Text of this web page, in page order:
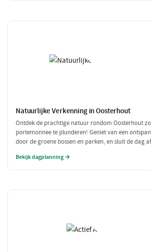
Natuurlijke Verkenning in Oosterhout
Ontdek de prachtige natuur rondom Oosterhout
portemonnee te plunderen! Geniet van een
door de groene bossen en parken, en sluit de dag
vrienden of gezin!
Bekijk dagplanning →